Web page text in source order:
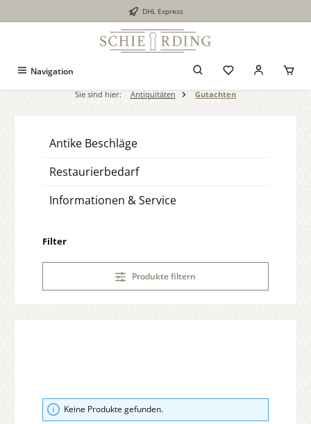
DHL Express
Navigation
Sie sind hier: Antiquitäten Gutachten
Antike Beschläge
Restaurierbedarf
Informationen & Service
Filter
Produkte filtern
Keine Produkte gefunden.